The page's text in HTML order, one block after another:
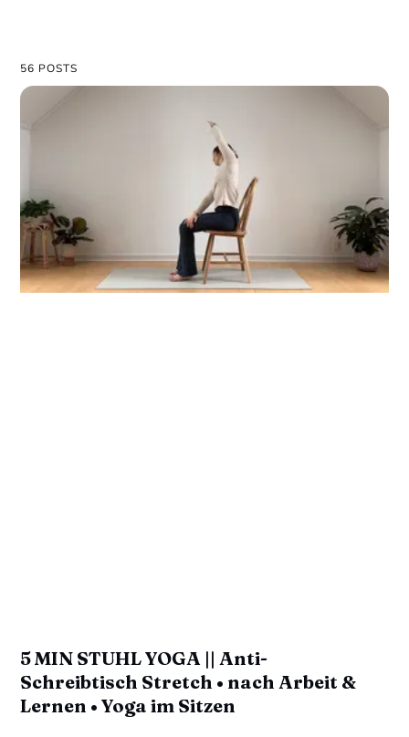
56 POSTS
5 MIN STUHL YOGA || Anti-
Schreibtisch Stretch • nach Arbeit &
Lernen • Yoga im Sitzen